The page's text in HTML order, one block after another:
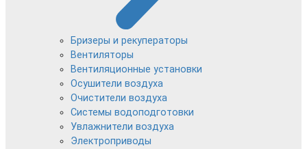
Бризеры и рекуператоры
Вентиляторы
Вентиляционные установки
Осушители воздуха
Очистители воздуха
Системы водоподготовки
Увлажнители воздуха
Электроприводы